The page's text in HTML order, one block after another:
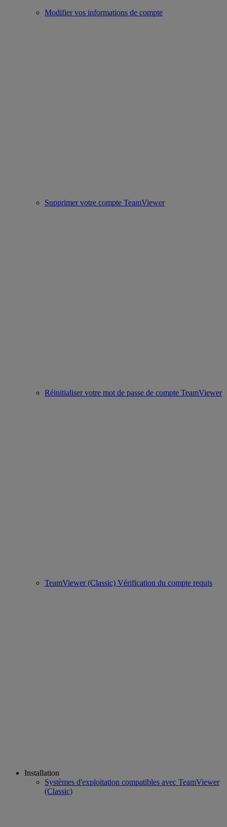
Modifier vos informations de compte
Supprimer votre compte TeamViewer
Réinitialiser votre mot de passe de compte TeamViewer
TeamViewer (Classic) Vérification du compte requis
Installation
Systèmes d'exploitation compatibles avec TeamViewer
(Classic)